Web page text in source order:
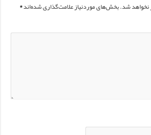
نخواهد شد.بخش‌های موردنیاز علامت‌گذاری شده‌اند*